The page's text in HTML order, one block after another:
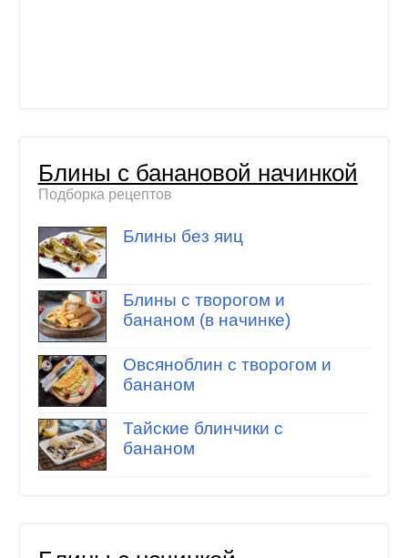
Блины с банановой начинкой
Подборка рецептов
Блины без яиц
Блины с творогом и
бананом (в начинке)
Овсяноблин с творогом и
бананом
Тайские блинчики с
бананом